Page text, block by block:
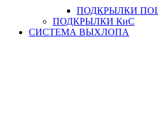
ПОДКРЫЛКИ
ПОДКРЫЛКИ КиС
СИСТЕМА ВЫХЛОПА